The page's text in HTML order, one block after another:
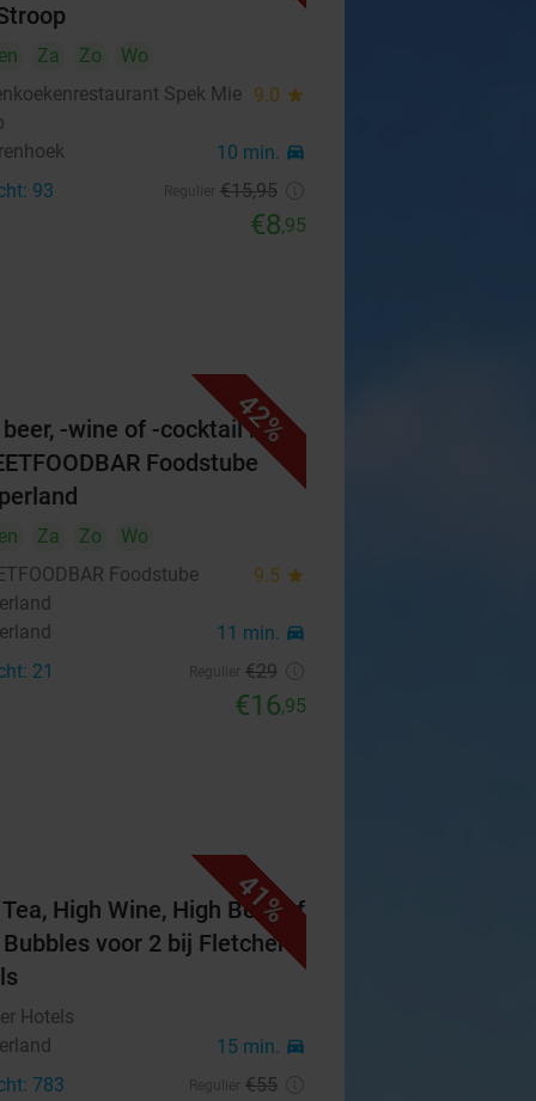
Za Zo
Wo
Spek Mie 9.0 star
10 min. directions_car
93 €15,95
€8,95
42%
-wine of -cocktail bij
Foodstube
Za Zo
Wo
Foodstube
9.5 star
11 min. directions_car
21 €29
€16,95
41%
Tea, High Wine, High Beer of
Bubbles voor 2 bij Fletcher
Hotels
15 min. directions_car
783 €55